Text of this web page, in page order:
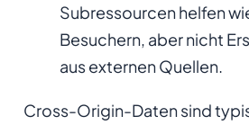
Subressourcen helfen
Besuchern, aber nicht
aus externen Quellen.
Cross-Origin-Daten sind